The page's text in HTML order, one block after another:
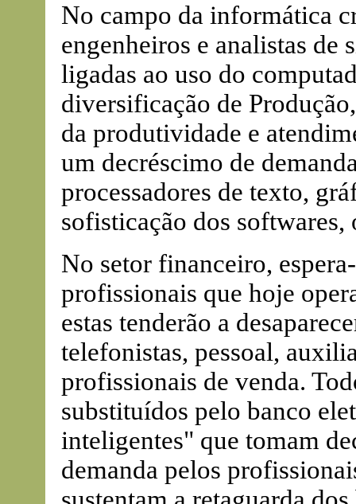
No campo da informática
engenheiros e analistas de
ligadas ao uso do
diversificação de
da produtividade e
um decréscimo de
processadores de texto,
sofisticação dos
No setor financeiro,
profissionais que hoje
estas tenderão a
telefonistas, pessoal,
profissionais de venda.
substituídos pelo banco
inteligentes" que tomam
demanda pelos